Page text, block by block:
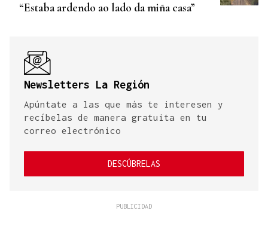
“Estaba ardendo ao lado da miña casa”
Newsletters La Región
Apúntate a las que más te interesen y
recíbelas de manera gratuita en tu
correo electrónico
DESCÚBRELAS